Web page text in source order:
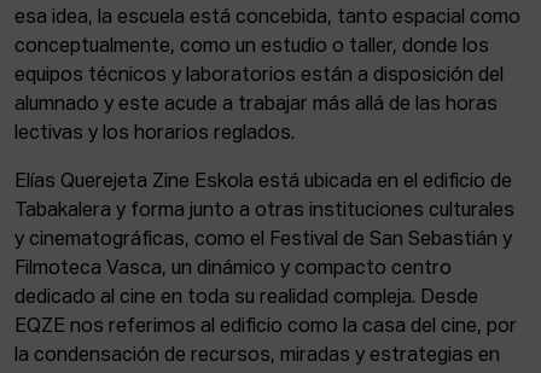
© Elías Querejeta Zine Eskola 2026
Tabakalera · Andre zigarrogileak plaza, 1
20012 Donostia / San Sebastián
T. 0034 943 545 005
E. info@zine-eskola.eus
esa idea, la escuela está concebida, tanto espacial como
conceptualmente, como un estudio o taller, donde los
equipos técnicos y laboratorios están a disposición del
alumnado y este acude a trabajar más allá de las horas
lectivas y los horarios reglados.
Elías Querejeta Zine Eskola está ubicada en el edificio de
Tabakalera y forma junto a otras instituciones culturales
y cinematográficas, como el Festival de San Sebastián y
Filmoteca Vasca, un dinámico y compacto centro
dedicado al cine en toda su realidad compleja. Desde
EQZE nos referimos al edificio como la casa del cine, por
la condensación de recursos, miradas y estrategias en